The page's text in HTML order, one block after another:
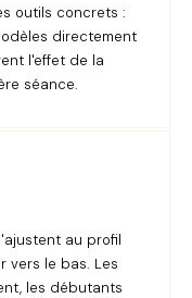
outils concrets :
directement
l'effet de la
séance.
au profil
vers le bas. Les
les débutants